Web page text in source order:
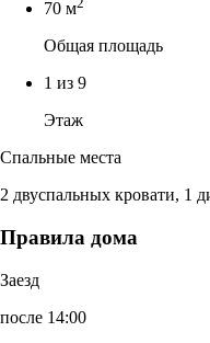
70 м
Общая площадь
1 из 9
Этаж
Спальные места
2 двуспальных кровати, 1
Правила дома
Заезд
после 14:00